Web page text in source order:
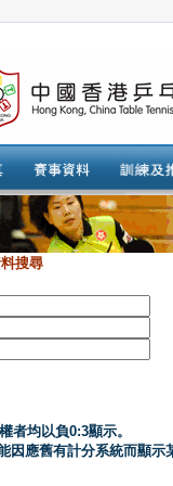
搜尋
者均以負0:3顯示。
因應舊有計分系統而顯